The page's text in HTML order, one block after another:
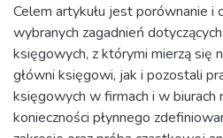
Celem artykułu jest porównanie i
wybranych zagadnień
księgowych, z którymi mierzą się
główni księgowi, jak i pozostali
księgowych w firmach i w biurach
konieczności płynnego